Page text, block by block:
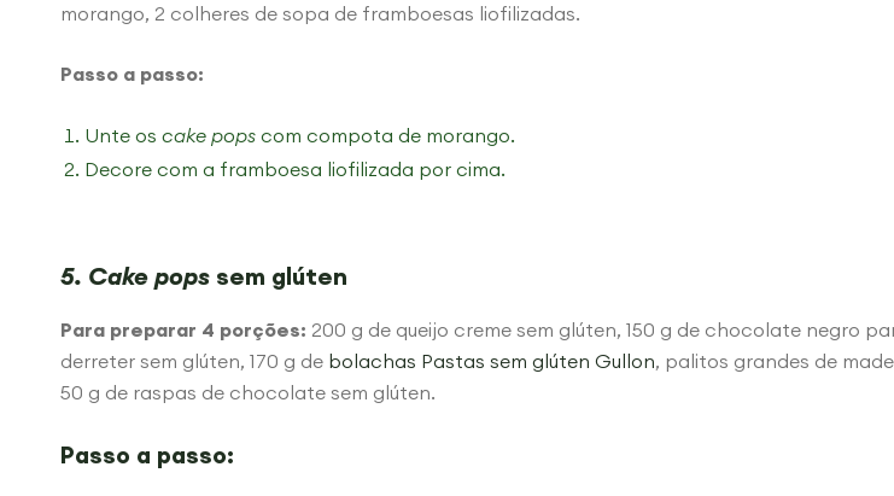
morango, 2 colheres de sopa de framboesas liofilizadas.
Passo a passo:
Unte os cake pops com compota de morango.
Decore com a framboesa liofilizada por cima.
5. Cake pops sem glúten
Para preparar 4 porções: 200 g de queijo creme sem glúten, 150 g de chocolate negro
derreter sem glúten, 170 g de bolachas Pastas sem glúten Gullon, palitos grandes de
50 g de raspas de chocolate sem glúten.
Passo a passo: